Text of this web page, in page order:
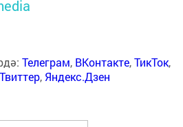
Телеграм, ВКонтакте,ТикТок,
Твиттер, Яндекс.Дзен